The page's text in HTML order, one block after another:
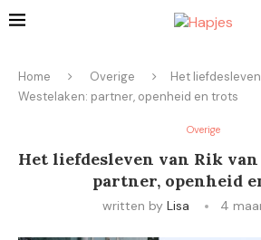
Home Overige
Het
Westelaken: partner, openheid en trots
Overige
Het liefdesleven van Rik van
partner, openheid
written by Lisa 4